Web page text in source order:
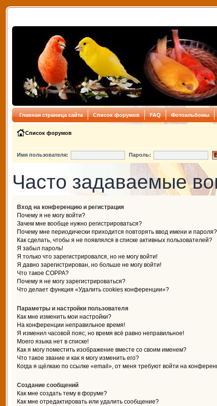
Главная страница сайта Список форумов FAQ Фотоальбомы
Список форумов
Имя пользователя: Пароль:
Часто задаваемые
Вход на конференцию и регистрация
Почему я не могу войти?
Зачем мне вообще нужно регистрироваться?
Почему мне периодически приходится повторять ввод имени и пароля?
Как сделать, чтобы я не появлялся в списке активных пользователей?
Я забыл пароль!
Я только что зарегистрировался, но не могу войти!
Я давно зарегистрирован, но больше не могу войти!
Что такое COPPA?
Почему я не могу зарегистрироваться?
Что делает функция «Удалить cookies конференции»?
Параметры и настройки пользователя
Как мне изменить мои настройки?
На конференции неправильное время!
Я изменил часовой пояс, но время всё равно неправильное!
Моего языка нет в списке!
Как я могу поместить изображение вместе со своим именем?
Что такое звание и как я могу изменить его?
Когда я щёлкаю по ссылке «email», от меня требуют войти на
Создание сообщений
Как мне создать тему в форуме?
Как мне отредактировать или удалить сообщение?